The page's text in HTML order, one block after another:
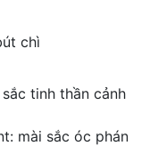
chì
tinh thần cảnh
mài sắc óc phán